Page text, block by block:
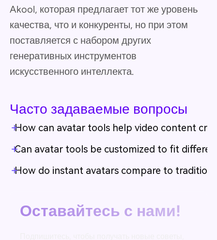
Akool, которая предлагает тот же уровень
качества, что и конкуренты, но при этом
поставляется с набором других
генеративных инструментов
искусственного интеллекта.
Часто задаваемые вопросы
How can avatar tools help video content
Can avatar tools be customized to fit
How do instant avatars compare to
Оставайтесь с нами!